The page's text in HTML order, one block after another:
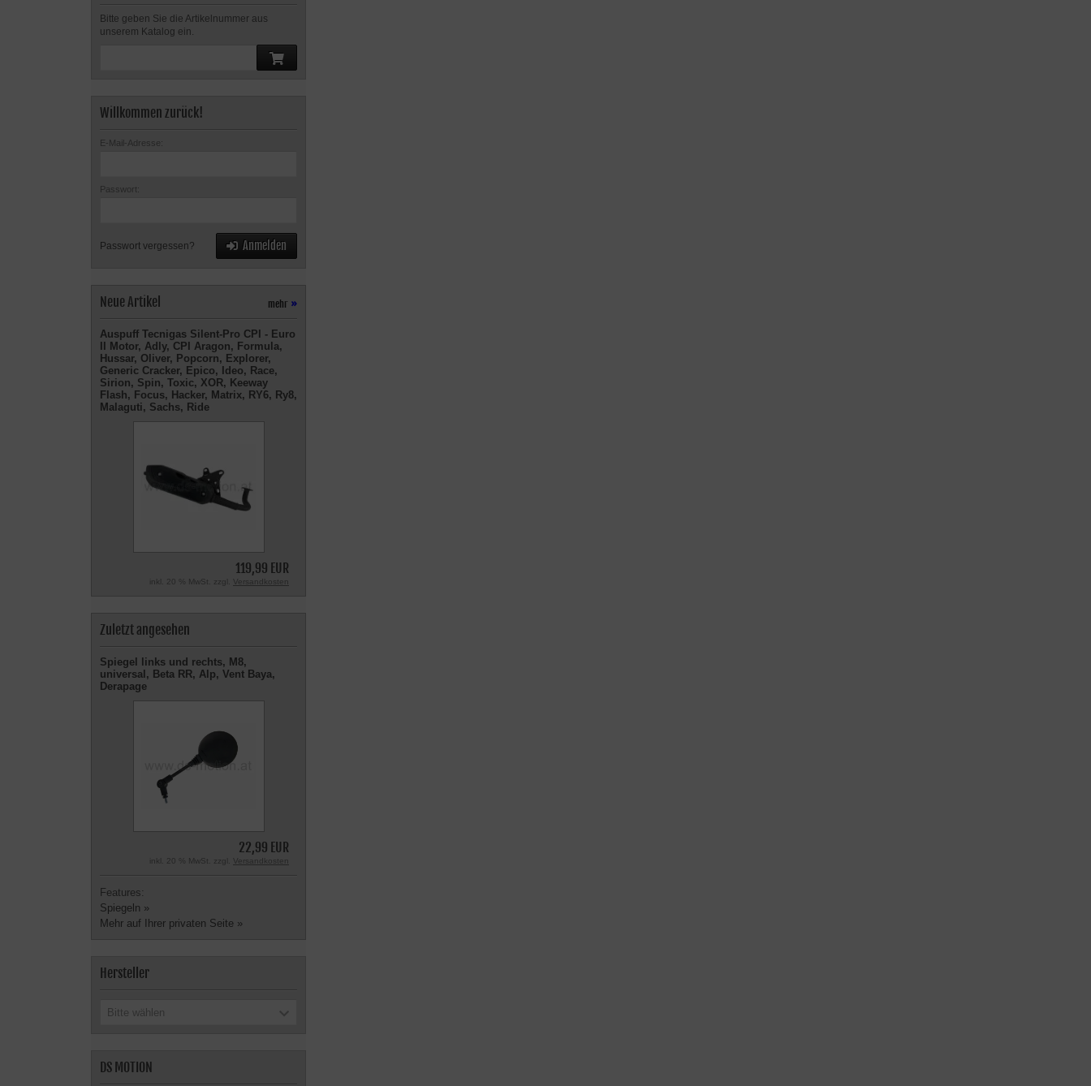
Bitte geben Sie die Artikelnummer aus
unserem Katalog ein.
Willkommen zurück!
E-Mail-Adresse:
Passwort:
Passwort vergessen? Anmelden
Neue Artikel mehr »
Auspuff Tecnigas Silent-Pro CPI - Euro
II Motor, Adly, CPI Aragon, Formula,
Hussar, Oliver, Popcorn, Explorer,
Generic Cracker, Epico, Ideo, Race,
Sirion, Spin, Toxic, XOR, Keeway
Flash, Focus, Hacker, Matrix, RY6, Ry8,
Malaguti, Sachs, Ride
119,99 EUR
inkl. 20 % MwSt. zzgl. Versandkosten
Zuletzt angesehen
Spiegel links und rechts, M8,
universal, Beta RR, Alp, Vent Baya,
Derapage
22,99 EUR
inkl. 20 % MwSt. zzgl. Versandkosten
Features:
Spiegeln »
Mehr auf Ihrer privaten Seite »
Hersteller
Bitte wählen
DS MOTION